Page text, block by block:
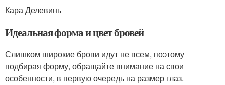
Кара Делевинь
Идеальная форма и цвет бровей
Слишком широкие брови идут не всем, поэтому
подбирая форму, обращайте внимание на свои
особенности, в первую очередь на размер глаз.